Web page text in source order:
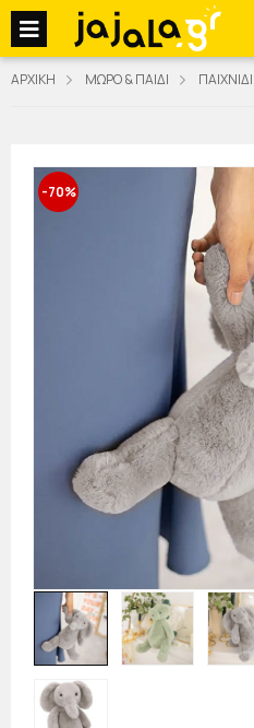
jajala Menu
ΑΡΧΙΚΗ ΜΩΡΟ & ΠΑΙΔΙ ΠΑΙΧΝΙΔΙ
-70%